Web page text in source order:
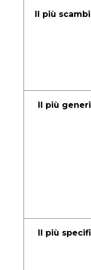
Il più
Il più
Il più